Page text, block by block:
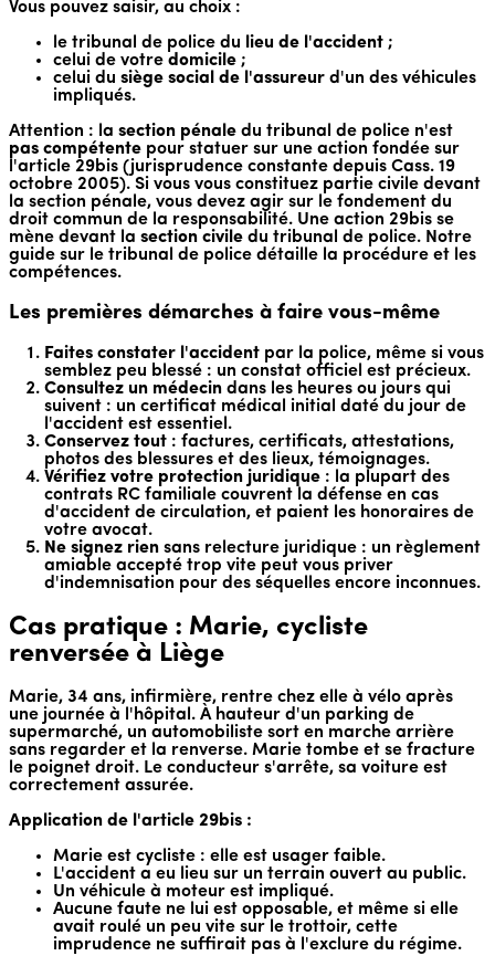
Vous pouvez saisir, au choix :
le tribunal de police du
lieu de l'accident ;
celui de votre domicile ;
celui du siège social de l'assureur d'un des véhicules
impliqués.
Attention : la section pénale du tribunal de police n'est
pas compétente pour statuer sur une action fondée sur
l'article 29bis (jurisprudence constante depuis Cass. 19
octobre 2005). Si vous vous constituez partie civile devant
la section pénale, vous devez agir sur le fondement du
droit commun de la responsabilité. Une action 29bis se
mène devant la section civile du tribunal de police. Notre
guide sur le tribunal de police détaille la procédure et les
compétences.
Les premières démarches à faire vous-même
Faites constater l'accident par la police, même si vous
semblez peu blessé : un constat officiel est précieux.
Consultez un médecin dans les heures ou jours qui
suivent : un certificat médical initial daté du jour de
l'accident est essentiel.
Conservez tout : factures, certificats, attestations,
photos des blessures et des lieux, témoignages.
Vérifiez votre protection juridique : la plupart des
contrats RC familiale couvrent la défense en cas
d'accident de circulation, et paient les honoraires de
votre avocat.
Ne signez rien sans relecture juridique : un règlement
amiable accepté trop vite peut vous priver
d'indemnisation pour des séquelles encore inconnues.
Cas pratique : Marie, cycliste
renversée à Liège
Marie, 34 ans, infirmière, rentre chez elle à vélo après
une journée à l'hôpital. À hauteur d'un parking de
supermarché, un automobiliste sort en marche arrière
sans regarder et la renverse. Marie tombe et se fracture
le poignet droit. Le conducteur s'arrête, sa voiture est
correctement assurée.
Application de l'article 29bis :
Marie est cycliste : elle est usager faible.
L'accident a eu lieu sur un terrain ouvert au public.
Un véhicule à moteur est impliqué.
Aucune faute ne lui est opposable, et même si elle
avait roulé un peu vite sur le trottoir, cette
imprudence ne suffirait pas à l'exclure du régime.